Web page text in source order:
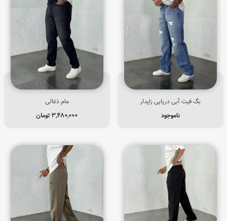
بگ فیت آبی دریایی زاپدار
ناموجود
مام ذغالی
۳,۴۸۰,۰۰۰ تومان